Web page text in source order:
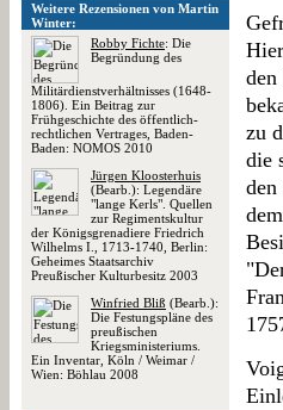
Weitere Rezensionen von Martin
Winter:
Robby Fichte: Die
Begründung des
Militärdienstverhältnisses (1648-
1806). Ein Beitrag zur
Frühgeschichte des öffentlich-
rechtlichen Vertrages, Baden-
Baden: NOMOS 2010
Jürgen Kloosterhuis
(Bearb.): Legendäre
"lange Kerls". Quellen
zur Regimentskultur
der Königsgrenadiere Friedrich
Wilhelms I., 1713-1740, Berlin:
Geheimes Staatsarchiv
Preußischer Kulturbesitz 2003
Winfried Bliß (Bearb.):
Die Festungspläne des
preußischen
Kriegsministeriums.
Ein Inventar, Köln / Weimar /
Wien: Böhlau 2008
zu
die